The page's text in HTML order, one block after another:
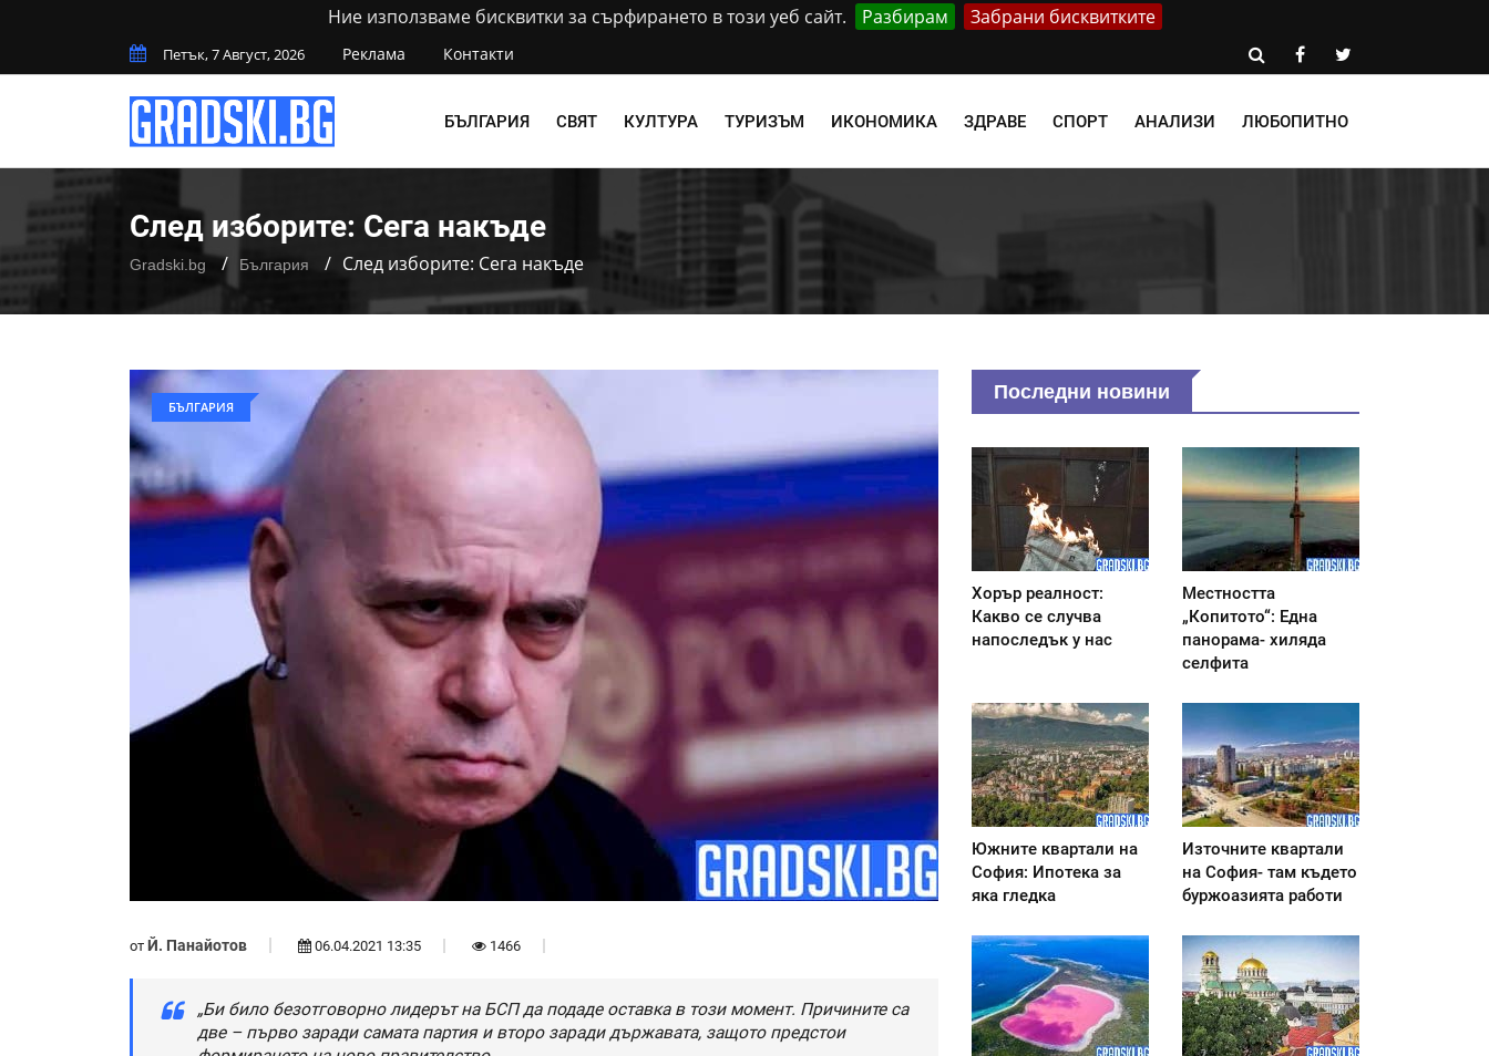
Ние използваме бисквитки за сърфирането в този уеб сайт. Разбирам Забрани бисквитките
Петък, 7 Август, 2026 Реклама Контакти
БЪЛГАРИЯ СВЯТ КУЛТУРА ТУРИЗЪМ ИКОНОМИКА ЗДРАВЕ СПОРТ АНАЛИЗИ ЛЮБОПИТНО
След изборите: Сега накъде
Gradski.bg България След изборите: Сега накъде
БЪЛГАРИЯ
от Й. Панайотов 06.04.2021 13:35 1466
„Би било безотговорно лидерът на БСП да подаде оставка в този момент. Причините са
две – първо заради самата партия и второ заради държавата, защото предстои
Последни новини
Хорър реалност:
Какво се случва
напоследък у нас
Местността
„Копитото“: Една
панорама- хиляда
селфита
Южните квартали на
София: Ипотека за
яка гледка
Източните квартали
на София- там където
буржоазията работи